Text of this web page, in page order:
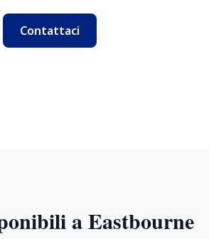
Contattaci
a Eastbourne